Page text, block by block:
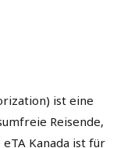
ist eine
Reisende,
Kanada ist für